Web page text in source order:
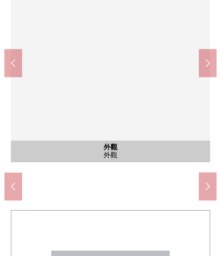
外觀
外觀
入口
入口
入口
入口
入口
入口
其他
垃圾堆放處
停車場
停車場
停車場
停車場